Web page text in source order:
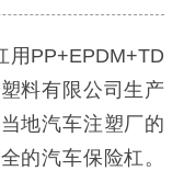
用PP+EPDM+TD
料有限公司生产
地汽车注塑厂的
的汽车保险杠。